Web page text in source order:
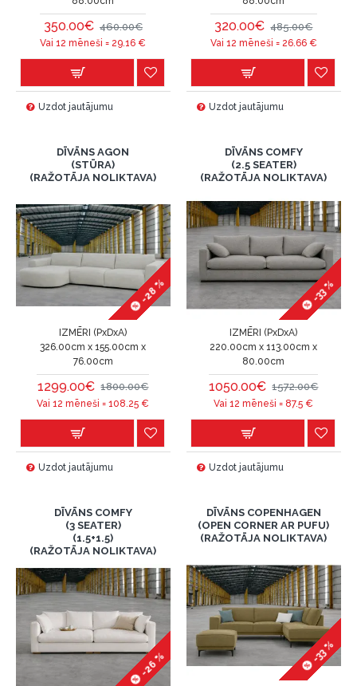
350.00€ 460.00€
Vai 12 mēneši =29.16 €
Uzdot jautājumu
320.00€ 485.00€
Vai 12 mēneši = 26.66€
Uzdot jautājumu
DĪVĀNS AGON
(STŪRA)
(RAŽOTĀJA NOLIKTAVA)
-28 %
IZMĒRI (PxDxA)
326.00cm x 155.00cm x
76.00cm
1299.00€ 1800.00€
Vai 12 mēneši =108.25 €
Uzdot jautājumu
DĪVĀNS COMFY
(2.5 SEATER)
(RAŽOTĀJA NOLIKTAVA)
-33 %
IZMĒRI (PxDxA)
220.00cm x 113.00cm x
80.00cm
1050.00€ 1572.00€
Vai 12 mēneši = 87.5 €
Uzdot jautājumu
DĪVĀNS COMFY
(3 SEATER)
(1.5+1.5)
(RAŽOTĀJA NOLIKTAVA)
-26 %
DĪVĀNS COPENHAGEN
(OPEN CORNER AR PUFU)
(RAŽOTĀJA NOLIKTAVA)
-33 %